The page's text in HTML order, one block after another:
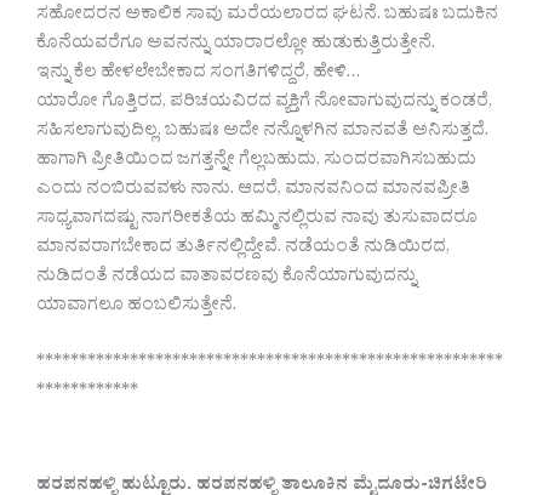
ಸಹೋದರನ ಅಕಾಲಿಕ ಸಾವು ಮರೆಯಲಾರದ ಘಟನೆ. ಬಹುಷಃ ಬದುಕಿನ
ಕೊನೆಯವರೆಗೂ ಅವನನ್ನು ಯಾರಾರಲ್ಲೋ ಹುಡುಕುತ್ತಿರುತ್ತೇನೆ.
ಇನ್ನು ಕೆಲ ಹೇಳಲೇಬೇಕಾದ ಸಂಗತಿಗಳಿದ್ದರೆ, ಹೇಳಿ…
ಯಾರೋ ಗೊತ್ತಿರದ, ಪರಿಚಯವಿರದ ವ್ಯಕ್ತಿಗೆ ನೋವಾಗುವುದನ್ನು ಕಂಡರೆ,
ಸಹಿಸಲಾಗುವುದಿಲ್ಲ. ಬಹುಷಃ ಅದೇ ನನ್ನೊಳಗಿನ ಮಾನವತೆ ಅನಿಸುತ್ತದೆ.
ಹಾಗಾಗಿ ಪ್ರೀತಿಯಿಂದ ಜಗತ್ತನ್ನೇ ಗೆಲ್ಲಬಹುದು, ಸುಂದರವಾಗಿಸಬಹುದು
ಎಂದು ನಂಬಿರುವವಳು ನಾನು. ಆದರೆ, ಮಾನವನಿಂದ ಮಾನವಪ್ರೀತಿ
ಸಾಧ್ಯವಾಗದಷ್ಟು ನಾಗರೀಕತೆಯ ಹಮ್ಮಿನಲ್ಲಿರುವ ನಾವು ತುಸುವಾದರೂ
ಮಾನವರಾಗಬೇಕಾದ ತುರ್ತಿನಲ್ಲಿದ್ದೇವೆ. ನಡೆಯಂತೆ ನುಡಿಯಿರದ,
ನುಡಿದಂತೆ ನಡೆಯದ ವಾತಾವರಣವು ಕೊನೆಯಾಗುವುದನ್ನು
ಯಾವಾಗಲೂ ಹಂಬಲಿಸುತ್ತೇನೆ.
*******************************************************
************
ಹರಪನಹಳ್ಳಿ ಹುಟ್ಟೂರು. ಹರಪನಹಳ್ಳಿ ತಾಲೂಕಿನ ಮೈದೂರು-ಚಿಗಟೇರಿ